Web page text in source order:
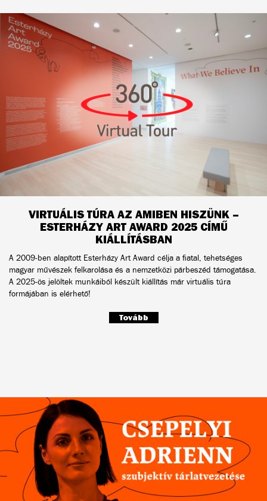
VIRTUÁLIS TÚRA AZ AMIBEN HISZÜNK –
ESTERHÁZY ART AWARD 2025 CÍMŰ
KIÁLLÍTÁSBAN
A 2009-ben alapított Esterházy Art Award célja a fiatal, tehetséges
magyar művészek felkarolása és a nemzetközi párbeszéd támogatása.
A 2025-ös jelöltek munkáiból készült kiállítás már virtuális túra
formájában is elérhető!
Tovább